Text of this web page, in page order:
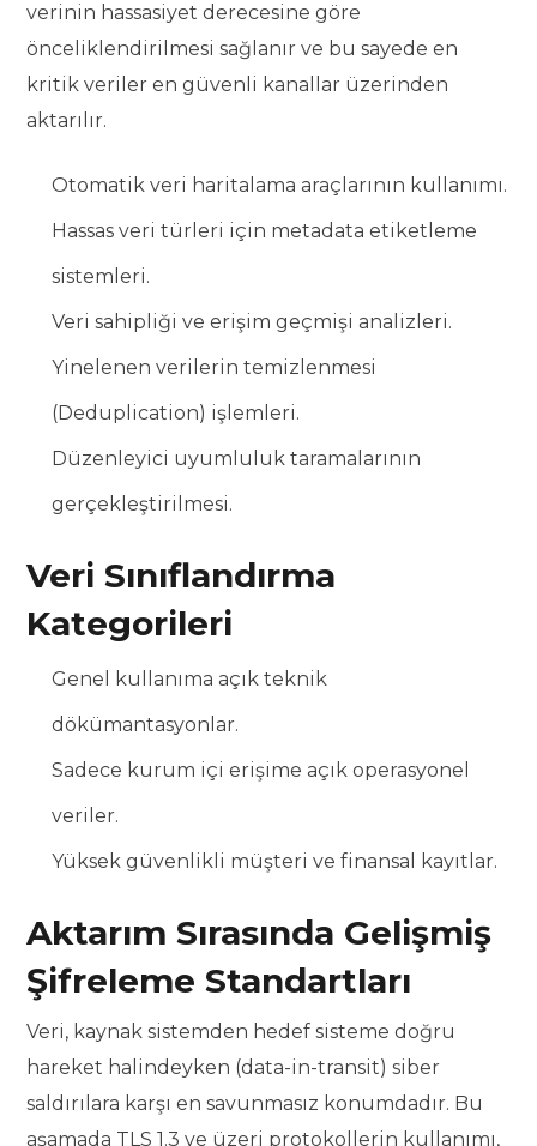
verinin hassasiyet derecesine göre
önceliklendirilmesi sağlanır ve bu sayede en
kritik veriler en güvenli kanallar üzerinden
aktarılır.
Otomatik veri haritalama araçlarının kullanımı.
Hassas veri türleri için metadata etiketleme
sistemleri.
Veri sahipliği ve erişim geçmişi analizleri.
Yinelenen verilerin temizlenmesi
(Deduplication) işlemleri.
Düzenleyici uyumluluk taramalarının
gerçekleştirilmesi.
Veri Sınıflandırma
Kategorileri
Genel kullanıma açık teknik
dökümantasyonlar.
Sadece kurum içi erişime açık operasyonel
veriler.
Yüksek güvenlikli müşteri ve finansal kayıtlar.
Aktarım Sırasında Gelişmiş
Şifreleme Standartları
Veri, kaynak sistemden hedef sisteme doğru
hareket halindeyken (data-in-transit) siber
saldırılara karşı en savunmasız konumdadır. Bu
aşamada TLS 1.3 ve üzeri protokollerin kullanımı,